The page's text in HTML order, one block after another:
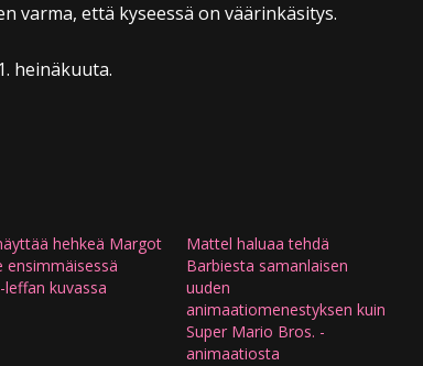
varma, että kyseessä on väärinkäsitys.
heinäkuuta.
hehkeä Margot
ensimmäisessä
leffan kuvassa
Mattel haluaa tehdä
Barbiesta samanlaisen
uuden
animaatiomenestyksen kuin
Super Mario Bros. -
animaatiosta